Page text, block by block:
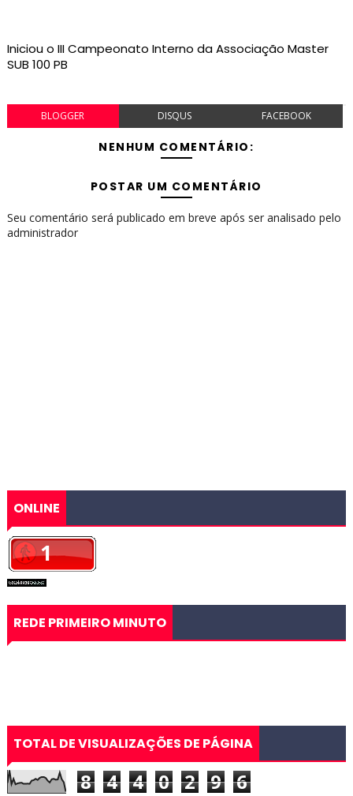
Iniciou o III Campeonato Interno da Associação Master
SUB 100 PB
BLOGGER DISQUS FACEBOOK
NENHUM COMENTÁRIO:
POSTAR UM COMENTÁRIO
Seu comentário será publicado em breve após ser analisado pelo
administrador
ONLINE
REDE PRIMEIRO MINUTO
TOTAL DE VISUALIZAÇÕES DE PÁGINA
8 4 4 0 2 9 6